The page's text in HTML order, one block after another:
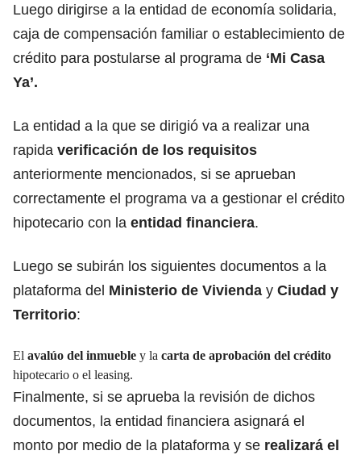
Luego dirigirse a la entidad de economía solidaria,
caja de compensación familiar o establecimiento de
crédito para postularse al programa de ‘Mi Casa
Ya’.
La entidad a la que se dirigió va a realizar una
rapida verificación de los requisitos
anteriormente mencionados, si se aprueban
correctamente el programa va a gestionar el crédito
hipotecario con la entidad financiera.
Luego se subirán los siguientes documentos a la
plataforma del Ministerio de Vivienda y Ciudad y
Territorio:
El avalúo del inmueble y la carta de aprobación del crédito
hipotecario o el leasing.
Finalmente, si se aprueba la revisión de dichos
documentos, la entidad financiera asignará el
monto por medio de la plataforma y se realizará el